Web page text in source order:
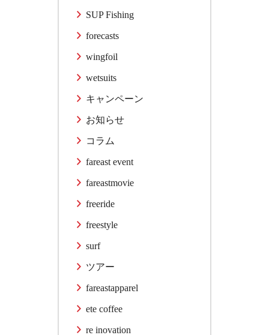
SUP Fishing
forecasts
wingfoil
wetsuits
キャンペーン
お知らせ
コラム
fareast event
fareastmovie
freeride
freestyle
surf
ツアー
fareastapparel
ete coffee
re inovation